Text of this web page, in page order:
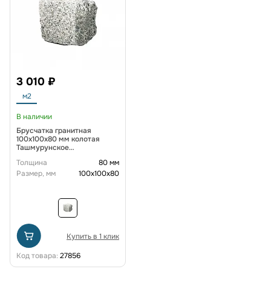
3 010 ₽
м2
В наличии
Брусчатка гранитная
100x100x80 мм колотая
Ташмурунское
Толщина
80 мм
Размер, мм
100х100х80
Купить в 1 клик
Код товара: 27856